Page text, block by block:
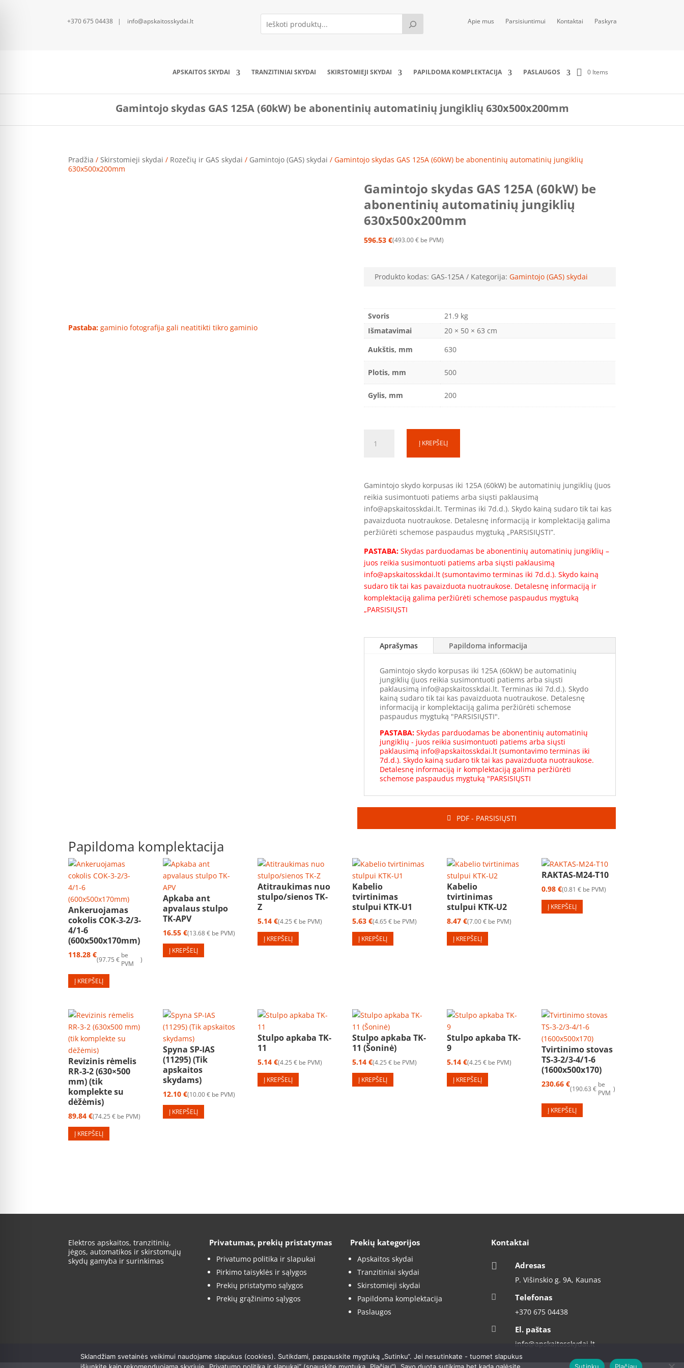
+370 675 04438 | info@apskaitosskydai.lt Apie mus Parsisiuntimui Kontaktai Paskyra
APSKAITOS SKYDAI TRANZITINIAI SKYDAI SKIRSTOMIEJI SKYDAI PAPILDOMA KOMPLEKTACIJA PASLAUGOS 0 Items
Gamintojo skydas GAS 125A (60kW) be abonentinių automatinių jungiklių 630x500x200mm
Pradžia /Skirstomieji skydai / Rozečių ir GAS skydai / Gamintojo (GAS) skydai / Gamintojo skydas GAS 125A (60kW) be abonentinių automatinių jungiklių
630x500x200mm
Pastaba: gaminio fotografija gali neatitikti tikro gaminio
Gamintojo skydas GAS 125A (60kW) be
abonentinių automatinių jungiklių
630x500x200mm
596.53 € 493.00€ be PVM
Produkto kodas: GAS-125A Kategorija: Gamintojo (GAS) skydai
Svoris
21.9 kg
Išmatavimai
20 × 50 × 63 cm
Aukštis, mm
630
Plotis, mm 500
Gylis, mm 200
kiekis:
GAS
125A
(60kW)
abonentinių
jungiklių
630x500x200mm
Į KREPŠELĮ
Gamintojo skydo korpusas iki 125A (60kW) be automatinių jungiklių (juos
reikia susimontuoti patiems arba siųsti paklausimą
info@apskaitosskdai.lt. Terminas iki 7d.d.). Skydo kainą sudaro tik tai kas
pavaizduota nuotraukose. Detalesnę informaciją ir komplektaciją galima
peržiūrėti schemose paspaudus mygtuką „PARSISIŲSTI”.
PASTABA:Skydas parduodamas be abonentinių automatinių jungiklių –
juos reikia susimontuoti patiems arba siųsti paklausimą
info@apskaitosskdai.lt (sumontavimo terminas iki 7d.d.). Skydo kainą
sudaro tik tai kas pavaizduota nuotraukose. Detalesnę informaciją ir
komplektaciją galima peržiūrėti schemose paspaudus mygtuką
„PARSISIŲSTI
Aprašymas Papildoma informacija
Gamintojo skydo korpusas iki 125A (60kW) be automatinių
jungiklių (juos reikia susimontuoti patiems arba siųsti
paklausimą info@apskaitosskdai.lt. Terminas iki 7d.d.). Skydo
kainą sudaro tik tai kas pavaizduota nuotraukose. Detalesnę
informaciją ir komplektaciją galima peržiūrėti schemose
paspaudus mygtuką "PARSISIŲSTI".
PASTABA:Skydas parduodamas be abonentinių automatinių
jungiklių - juos reikia susimontuoti patiems arba siųsti
paklausimą info@apskaitosskdai.lt (sumontavimo terminas iki
7d.d.). Skydo kainą sudaro tik tai kas pavaizduota nuotraukose.
Detalesnę informaciją ir komplektaciją galima peržiūrėti
schemose paspaudus mygtuką "PARSISIŲSTI
PDF - PARSISIŲSTI
Papildoma komplektacija
Ankeruojamas
cokolis COK-3-2/3-
4/1-6
(600x500x170mm)
118.28€ 97.75€ be
PVM
Į KREPŠELĮ
Apkaba ant
apvalaus stulpo
TK-APV
16.55€ 13.68€ be PVM
Į KREPŠELĮ
Atitraukimas nuo
stulpo/sienos TK-
Z
5.14€ 4.25€ be PVM
Į KREPŠELĮ
Kabelio
tvirtinimas
stulpui KTK-U1
5.63€ 4.65€ be PVM
Į KREPŠELĮ
Kabelio
tvirtinimas
stulpui KTK-U2
8.47€ 7.00€ be PVM
Į KREPŠELĮ
RAKTAS-M24-T10
0.98€ 0.81€ be PVM
Į KREPŠELĮ
Revizinis rėmelis
RR-3-2 (630×500
mm) (tik
komplekte su
dėžėmis)
89.84€ 74.25€ be PVM
Į KREPŠELĮ
Spyna SP-IAS
(11295) (Tik
apskaitos
skydams)
12.10€ 10.00€ be PVM
Į KREPŠELĮ
Stulpo apkaba TK-
11
5.14€ 4.25€ be PVM
Į KREPŠELĮ
Stulpo apkaba TK-
11 (Šoninė)
5.14€ 4.25€ be PVM
Į KREPŠELĮ
Stulpo apkaba TK-
9
5.14€ 4.25€ be PVM
Į KREPŠELĮ
Tvirtinimo stovas
TS-3-2/3-4/1-6
(1600x500x170)
230.66€ 190.63€ be
PVM
Į KREPŠELĮ
Elektros apskaitos, tranzitinių,
jėgos, automatikos ir skirstomųjų
skydų gamyba ir surinkimas
Privatumas, prekių pristatymas
Privatumo politika ir slapukai
Pirkimo taisyklės ir sąlygos
Prekių pristatymo sąlygos
Prekių grąžinimo sąlygos
Prekių kategorijos
Apskaitos skydai
Tranzitiniai skydai
Skirstomieji skydai
Papildoma komplektacija
Paslaugos
Kontaktai
 Adresas
P. Višinskio g. 9A, Kaunas

Telefonas
+370 675 04438

El. paštas
info@apskaitosskydai.lt
Sklandžiam svetainės veikimui naudojame slapukus (cookies). Sutikdami, paspauskite mygtuką „Sutinku“. Jei nesutinkate - tuomet slapukus
Sutinku Plačiau